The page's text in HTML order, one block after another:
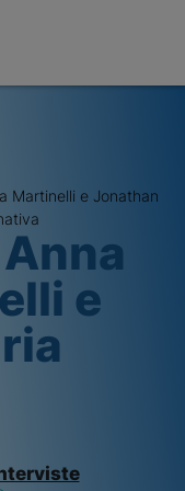
Martinelli e Jonathan
e